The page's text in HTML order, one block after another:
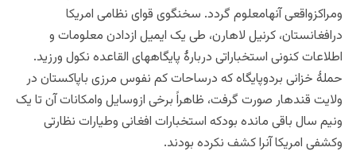
ومراکزواقعی آنهامعلوم گردد. سخنگوی قوای نظامی امریکا
درافغانستان، کرنیل لاهارن، طی یک ایمیل ازدادن معلومات و
اطلاعات کنونی استخباراتی دربارۀ پایگاههای القاعده نکول ورزید.
حملۀ خزانی بردوپایگاه که درساحات کم نفوس مرزی باپاکستان در
ولایت قندهار صورت گرفت، ظاهراً برخی ازوسایل وامکانات آن تا یک
ونیم سال باقی مانده بودکه استخبارات افغانی وطیارات نظارتی
وکشفی امریکا آنرا کشف نکرده بودند.